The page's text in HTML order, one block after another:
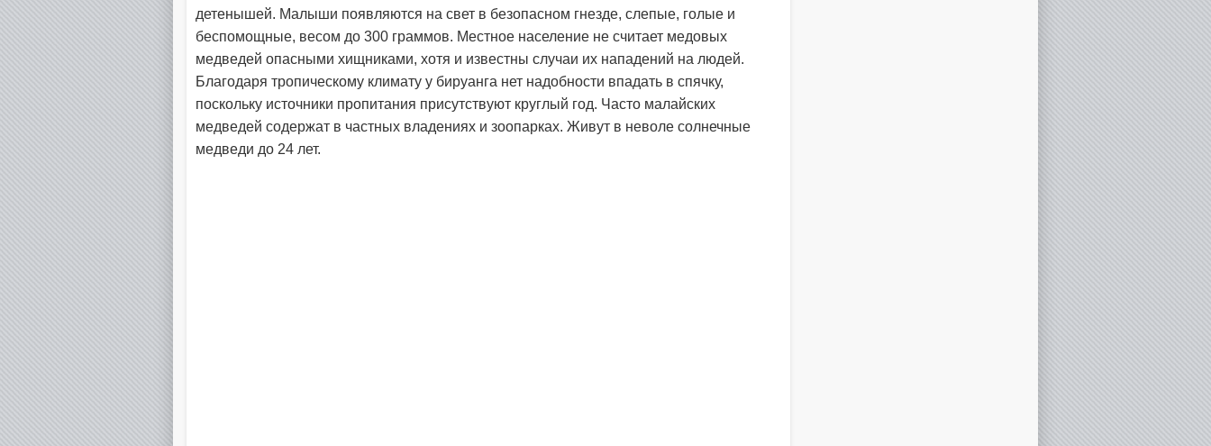
детенышей. Малыши появляются на свет в безопасном гнезде, слепые, голые и
беспомощные, весом до 300 граммов. Местное население не считает медовых
медведей опасными хищниками, хотя и известны случаи их нападений на людей.
Благодаря тропическому климату у бируанга нет надобности впадать в спячку,
поскольку источники пропитания присутствуют круглый год. Часто малайских
медведей содержат в частных владениях и зоопарках. Живут в неволе солнечные
медведи до 24 лет.